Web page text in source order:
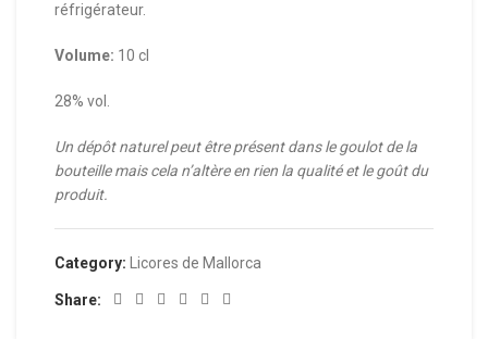
réfrigérateur.
Volume: 10 cl
28% vol.
Un dépôt naturel peut être présent dans le goulot de la
bouteille mais cela n’altère en rien la qualité et le goût du
produit.
Category: Licores de Mallorca
Share: